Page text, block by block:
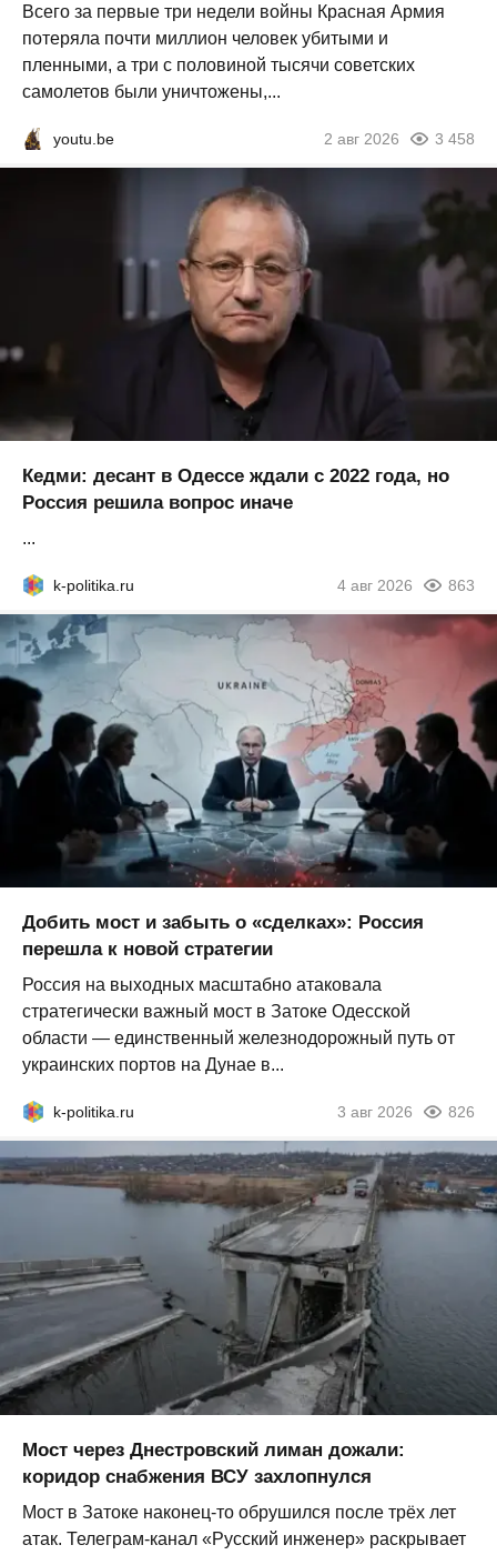
Всего за первые три недели войны Красная Армия
потеряла почти миллион человек убитыми и
пленными, а три с половиной тысячи советских
самолетов были уничтожены,...
youtu.be 2 авг 2026 3 458
Кедми: десант в Одессе ждали с 2022 года, но
Россия решила вопрос иначе
...
k-politika.ru 4 авг 2026 863
Добить мост и забыть о «сделках»: Россия
перешла к новой стратегии
Россия на выходных масштабно атаковала
стратегически важный мост в Затоке Одесской
области — единственный железнодорожный путь от
украинских портов на Дунае в...
k-politika.ru 3 авг 2026 826
Мост через Днестровский лиман дожали:
коридор снабжения ВСУ захлопнулся
Мост в Затоке наконец-то обрушился после трёх лет
атак. Телеграм-канал «Русский инженер» раскрывает